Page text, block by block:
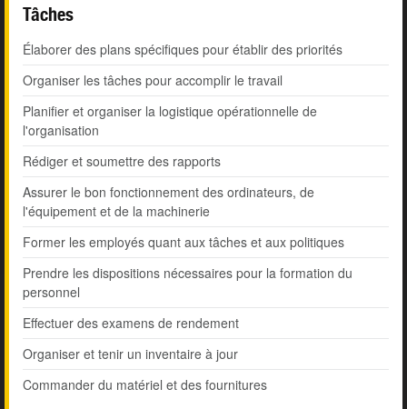
Tâches
Élaborer des plans spécifiques pour établir des priorités
Organiser les tâches pour accomplir le travail
Planifier et organiser la logistique opérationnelle de
l'organisation
Rédiger et soumettre des rapports
Assurer le bon fonctionnement des ordinateurs, de
l'équipement et de la machinerie
Former les employés quant aux tâches et aux politiques
Prendre les dispositions nécessaires pour la formation du
personnel
Effectuer des examens de rendement
Organiser et tenir un inventaire à jour
Commander du matériel et des fournitures